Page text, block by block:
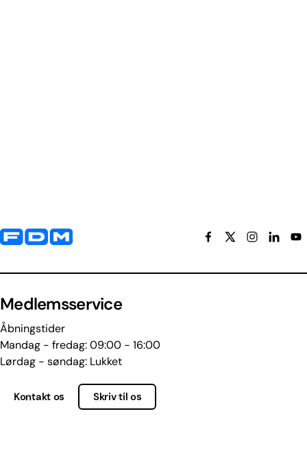
Yderligere information og kontaktoplysninger
Medlemsservice
Åbningstider
Mandag - fredag: 09:00 - 16:00
Lørdag - søndag: Lukket
Kontakt os Skriv til os